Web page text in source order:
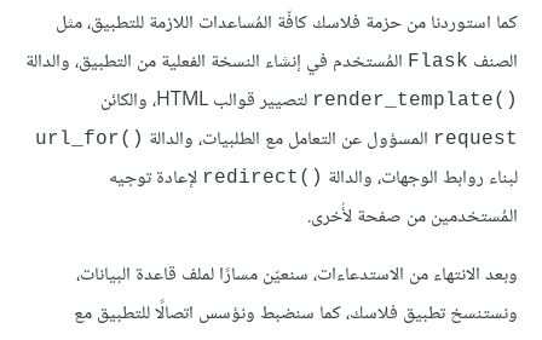
كما استوردنا من حزمة فلاسك كافّة المُساعدات اللازمة للتطبيق، مثل
الصنف Flask المُستخدم في إنشاء النسخة الفعلية من التطبيق، والدالة
()render_template لتصيير قوالب HTML، والكائن
request المسؤول عن التعامل مع الطلبيات، والدالة ()url_for
لبناء روابط الوجهات، والدالة ()redirect
لإعادة توجيه
المُستخدمين من صفحة لأُخرى.
وبعد الانتهاء من الاستدعاءات، سنعيّن مسارًا لملف قاعدة البيانات،
ونستنسخ تطبيق فلاسك، كما سنضبط ونؤسس اتصالًا للتطبيق مع